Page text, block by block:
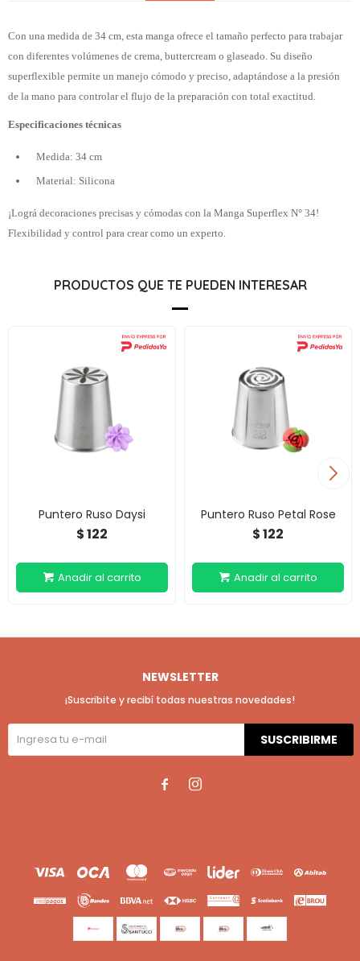
Con una medida de 34 cm, esta manga ofrece el tamaño perfecto para trabajar
con diferentes volúmenes de crema, buttercream o glaseado. Su diseño
superflexible permite un manejo cómodo y preciso, adaptándose a la presión
de la mano para controlar el flujo de la preparación con total exactitud.
Especificaciones técnicas
Medida: 34 cm
Material: Silicona
¡Lográ decoraciones precisas y cómodas con la Manga Superflex N° 34!
Flexibilidad y control para crear como un experto.
PRODUCTOS QUE TE PUEDEN INTERESAR
Puntero Ruso Daysi
$122
Puntero Ruso Petal Rose
$122
NEWSLETTER
¡Suscribite y recibí todas nuestras novedades!
SUSCRIBIRME
 